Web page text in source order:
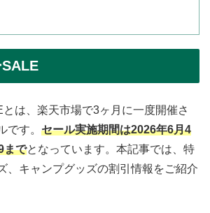
は、楽天市場で3ヶ月に一度開催さ
です。 セール実施期間は2026年6月4
までとなっています。本記事では、特
、キャンプグッズの割引情報をご紹介